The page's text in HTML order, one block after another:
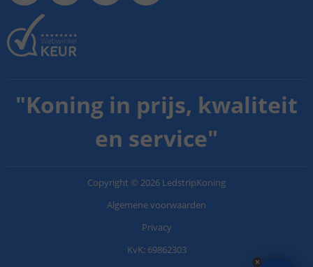
"Koning in prijs, kwaliteit
en service"
Copyright © 2026 LedstripKoning
Algemene voorwaarden
Privacy
KvK: 69862303